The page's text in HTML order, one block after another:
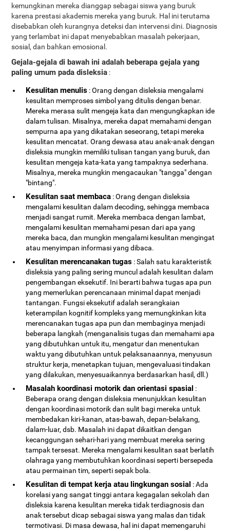
kemungkinan mereka dianggap sebagai siswa yang buruk
karena prestasi akademis mereka yang buruk. Hal ini terutama
disebabkan oleh kurangnya deteksi dan intervensi dini. Diagnosis
yang terlambat ini dapat menyebabkan masalah pekerjaan,
sosial, dan bahkan emosional.
Gejala-gejala di bawah ini adalah beberapa gejala yang
paling umum pada disleksia :
Kesulitan menulis : Orang dengan disleksia mengalami
kesulitan memproses simbol yang ditulis dengan benar.
Mereka merasa sulit mengeja kata dan mengungkapkan ide
dalam tulisan. Misalnya, mereka dapat memahami dengan
sempurna apa yang dikatakan seseorang, tetapi mereka
kesulitan mencatat. Orang dewasa atau anak-anak dengan
disleksia mungkin memiliki tulisan tangan yang buruk, dan
kesulitan mengeja kata-kata yang tampaknya sederhana.
Misalnya, mereka mungkin mengacaukan "tangga" dengan
"bintang".
Kesulitan saat membaca : Orang dengan disleksia
mengalami kesulitan dalam decoding, sehingga membaca
menjadi sangat rumit. Mereka membaca dengan lambat,
mengalami kesulitan memahami pesan dari apa yang
mereka baca, dan mungkin mengalami kesulitan mengingat
atau menyimpan informasi yang dibaca.
Kesulitan merencanakan tugas : Salah satu karakteristik
disleksia yang paling sering muncul adalah kesulitan dalam
pengembangan eksekutif. Ini berarti bahwa tugas apa pun
yang memerlukan perencanaan minimal dapat menjadi
tantangan. Fungsi eksekutif adalah serangkaian
keterampilan kognitif kompleks yang memungkinkan kita
merencanakan tugas apa pun dan membaginya menjadi
beberapa langkah (menganalisis tugas dan memahami apa
yang dibutuhkan untuk itu, mengatur dan menentukan
waktu yang dibutuhkan untuk pelaksanaannya, menyusun
struktur kerja, menetapkan tujuan, mengevaluasi tindakan
yang dilakukan, menyesuaikannya berdasarkan hasil, dll.)
Masalah koordinasi motorik dan orientasi spasial :
Beberapa orang dengan disleksia menunjukkan kesulitan
dengan koordinasi motorik dan sulit bagi mereka untuk
membedakan kiri-kanan, atas-bawah, depan-belakang,
dalam-luar, dsb. Masalah ini dapat dikaitkan dengan
kecanggungan sehari-hari yang membuat mereka sering
tampak tersesat. Mereka mengalami kesulitan saat berlatih
olahraga yang membutuhkan koordinasi seperti bersepeda
atau permainan tim, seperti sepak bola.
Kesulitan di tempat kerja atau lingkungan sosial : Ada
korelasi yang sangat tinggi antara kegagalan sekolah dan
disleksia karena kesulitan mereka tidak terdiagnosis dan
anak tersebut dicap sebagai siswa yang malas dan tidak
termotivasi. Di masa dewasa, hal ini dapat memengaruhi